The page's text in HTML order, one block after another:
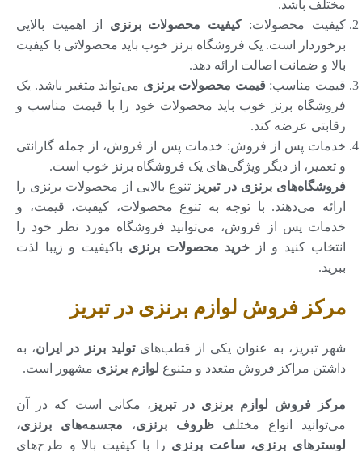
مختلف باشد.
کیفیت محصولات:کیفیت محصولات برنزی از اهمیت بالایی
برخوردار است. یک فروشگاه برنز خوب باید محصولاتی با کیفیت
بالا و ضمانت اصالت ارائه دهد.
قیمت مناسب: قیمت محصولات برنزی می‌تواند متغیر باشد. یک
فروشگاه برنز خوب باید محصولات خود را با قیمت مناسب و
رقابتی عرضه کند.
خدمات پس از فروش: خدمات پس از فروش، از جمله گارانتی
و تعمیر، از دیگر ویژگی‌های یک فروشگاه برنز خوب است.
فروشگاه‌های برنزی در تبریز تنوع بالایی از محصولات برنزی را
ارائه می‌دهند. با توجه به تنوع محصولات، کیفیت، قیمت، و
خدمات پس از فروش، می‌توانید فروشگاه مورد نظر خود را
انتخاب کنید و از خرید محصولات برنزی باکیفیت و زیبا لذت
ببرید.
مرکز فروش لوازم برنزی در تبریز
شهر تبریز، به عنوان یکی از قطب‌هایتولید برنز در ایران، به
داشتن مراکز فروش متعدد و متنوع لوازم برنزی مشهور است.
مرکز فروش لوازم برنزی در تبریز ، مکانی است که در آن
می‌توانید انواع مختلفظروف برنزی، مجسمه‌های برنزی،
لوسترهای برنزی، ساعت برنزی را با کیفیت بالا و طرح‌های